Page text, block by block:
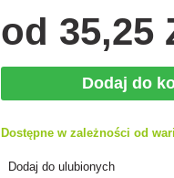
od 35,25
Dodaj do
Dostępne w zależności od
Dodaj do ulubionych